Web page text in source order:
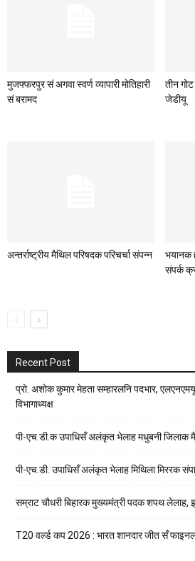
मुजफ्फरपुर सं अगवा स्वर्ण व्यापारी मोतिहारी
सं बरामद
तीन
जेडीयू
अन्तर्राष्ट्रीय मैथिल परिषदक परिचर्चा संपन्न
भयानक
संपर्क
Recent Post
प्रो. अशोक कुमार मेहता सम्हारलनि पदभार,
विभागाध्यक्ष
पी-एच.डी.क उपाधिसँ अलंकृत भेलाह मधुबनी जिलाक
पी-एच.डी. उपाधिसँ अलंकृत भेलाह मिथिला मिररक
सम्राट चौधरी बिहारक मुख्यमंत्री पदक शपथ लेलाह,
T20 वर्ल्ड कप 2026 : भारत शानदार जीत सँ